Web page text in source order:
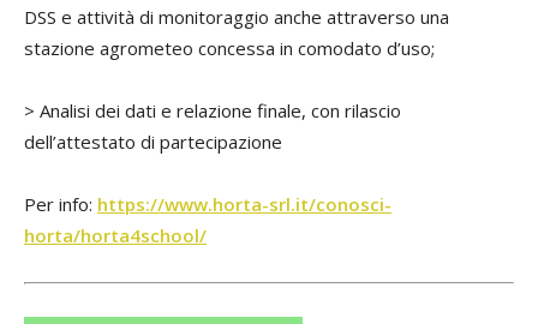
DSS e attività di monitoraggio anche attraverso una
stazione agrometeo concessa in comodato d’uso;
> Analisi dei dati e relazione finale, con rilascio
dell’attestato di partecipazione
Per info: https://www.horta-srl.it/conosci-
horta/horta4school/